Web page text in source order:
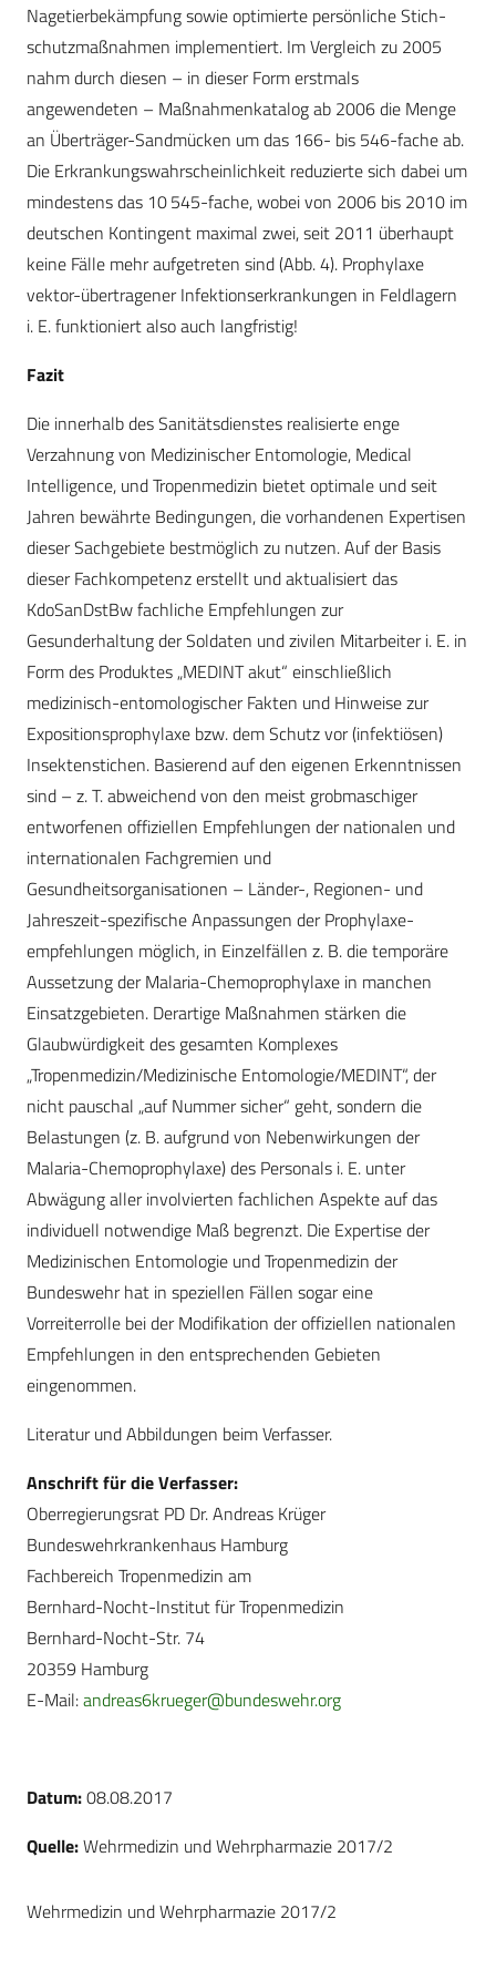
Nagetierbekämpfung sowie optimierte persönliche Stich­
schutzmaßnahmen implementiert. Im Vergleich zu 2005
nahm durch diesen – in dieser Form erstmals
angewendeten – Maßnahmenkatalog ab 2006 die Menge
an Überträger-Sandmücken um das 166- bis 546-fache ab.
Die Erkrankungswahrscheinlichkeit reduzierte sich dabei um
mindestens das 10 545-fache, wobei von 2006 bis 2010 im
deutschen Kontingent maximal zwei, seit 2011 überhaupt
keine Fälle mehr aufgetreten sind (Abb. 4). Prophylaxe
vektor-übertragener Infektionserkrankungen in Feldlagern
i. E. funktioniert also auch langfristig!
Fazit
Die innerhalb des Sanitätsdienstes realisierte enge
Verzahnung von Medizinischer Entomologie, Medical
Intelligence, und Tropenmedizin bietet optimale und seit
Jahren bewährte Bedingungen, die vorhandenen Expertisen
dieser Sachgebiete bestmöglich zu nutzen. Auf der Basis
dieser Fachkompetenz erstellt und aktualisiert das
KdoSanDstBw fachliche Empfehlungen zur
Gesunderhaltung der Soldaten und zivilen Mitarbeiter i. E. in
Form des Produktes ­„MEDINT akut“ einschließlich
medizinisch-entomologischer Fakten und Hinweise zur
Expositionsprophylaxe bzw. dem Schutz vor (infektiösen)
Insektenstichen. Basierend auf den eigenen Erkenntnissen
sind – z. T. abweichend von den meist grobmaschiger
entworfenen offiziellen Empfehlungen der nationalen und
internationalen Fachgremien und
Gesundheitsorganisationen – Länder-, Regionen- und
Jahreszeit-spezifische Anpassungen der Prophylaxe­
empfeh­lungen möglich, in Einzelfällen z. B. die temporäre
Aussetzung der Malaria-Chemoprophylaxe in manchen
Einsatzgebieten. Derartige Maßnahmen stärken die
Glaubwürdigkeit des gesamten Komplexes
„Tropenmedizin/Medizinische Entomologie/MEDINT“, der
nicht pauschal „auf Nummer sicher“ geht, sondern die
Belastungen (z. B. aufgrund von Nebenwirkungen der
Malaria-Chemoprophylaxe) des Personals i. E. unter
Abwägung aller involvierten fachlichen Aspekte auf das
individuell notwendige Maß begrenzt. Die Expertise der
Medizinischen Entomologie und Tropenmedizin der
Bundeswehr hat in speziellen Fällen sogar eine
Vorreiterrolle bei der Modifikation der offiziellen nationalen
Empfehlungen in den entsprechenden Gebieten
eingenommen.
Literatur und Abbildungen beim Verfasser.
Anschrift für die Verfasser:
Oberregierungsrat PD Dr. Andreas Krüger
Bundeswehrkrankenhaus Hamburg
Fachbereich Tropenmedizin am
Bernhard-Nocht-Institut für Tropenmedizin
Bernhard-Nocht-Str. 74
20359 Hamburg
E-Mail:andreas6krueger@bundeswehr.org
Datum:08.08.2017
Quelle:Wehrmedizin und Wehrpharmazie 2017/2
Wehrmedizin und Wehrpharmazie 2017/2